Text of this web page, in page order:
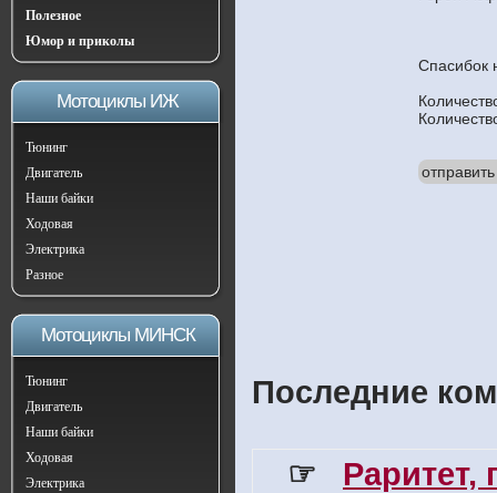
Полезное
Юмор и приколы
Мотоциклы ИЖ
Тюнинг
Двигатель
Наши байки
Ходовая
Электрика
Разное
Мотоциклы МИНСК
Тюнинг
Двигатель
Наши байки
Ходовая
Электрика
Спасибок
Последние
☞
Раритет,